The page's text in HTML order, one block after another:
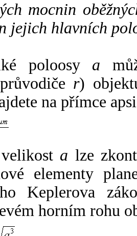
mocnin
jejich hlavních
poloosy a
r)
na přímce
a lze
elementy
Keplerova
horním rohu